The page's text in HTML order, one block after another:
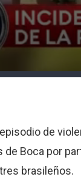
de
de Boca por
brasileños.